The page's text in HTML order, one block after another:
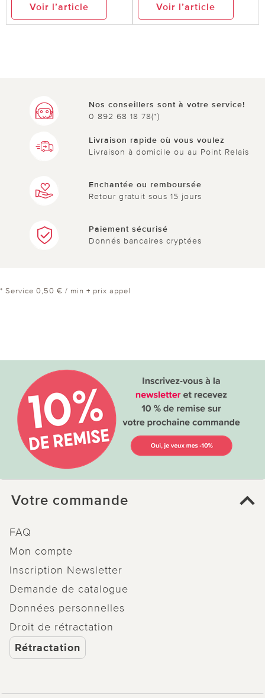
Voir l’article Voir l’article
Nos conseillers sont à votre service!
0 892 68 18 78(*)
Livraison rapide où vous voulez
Livraison à domicile ou au Point Relais
Enchantée ou remboursée
Retour gratuit sous 15 jours
Paiement sécurisé
Donnés bancaires cryptées
* Service 0,50 € / min + prix appel
Votre commande
FAQ
Mon compte
Inscription Newsletter
Demande de catalogue
Données personnelles
Droit de rétractation
Rétractation